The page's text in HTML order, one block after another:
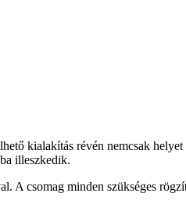
kialakítás révén nemcsak
illeszkedik.
csomag minden szükséges